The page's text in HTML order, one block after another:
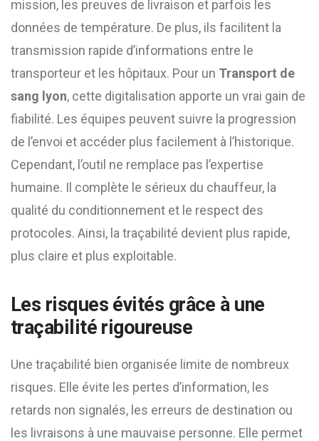
mission, les preuves de livraison et parfois les
données de température. De plus, ils facilitent la
transmission rapide d’informations entre le
transporteur et les hôpitaux. Pour un Transport de
sang lyon, cette digitalisation apporte un vrai gain de
fiabilité. Les équipes peuvent suivre la progression
de l’envoi et accéder plus facilement à l’historique.
Cependant, l’outil ne remplace pas l’expertise
humaine. Il complète le sérieux du chauffeur, la
qualité du conditionnement et le respect des
protocoles. Ainsi, la traçabilité devient plus rapide,
plus claire et plus exploitable.
Les risques évités grâce à une
traçabilité rigoureuse
Une traçabilité bien organisée limite de nombreux
risques. Elle évite les pertes d’information, les
retards non signalés, les erreurs de destination ou
les livraisons à une mauvaise personne. Elle permet